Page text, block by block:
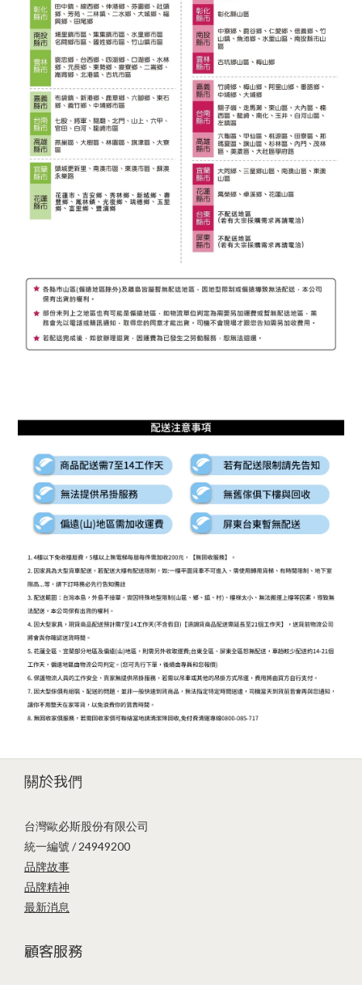
關於我們
台灣歐必斯股份有限公司
統一編號 / 24949200
品牌故事
品牌精神
最新消息
顧客服務